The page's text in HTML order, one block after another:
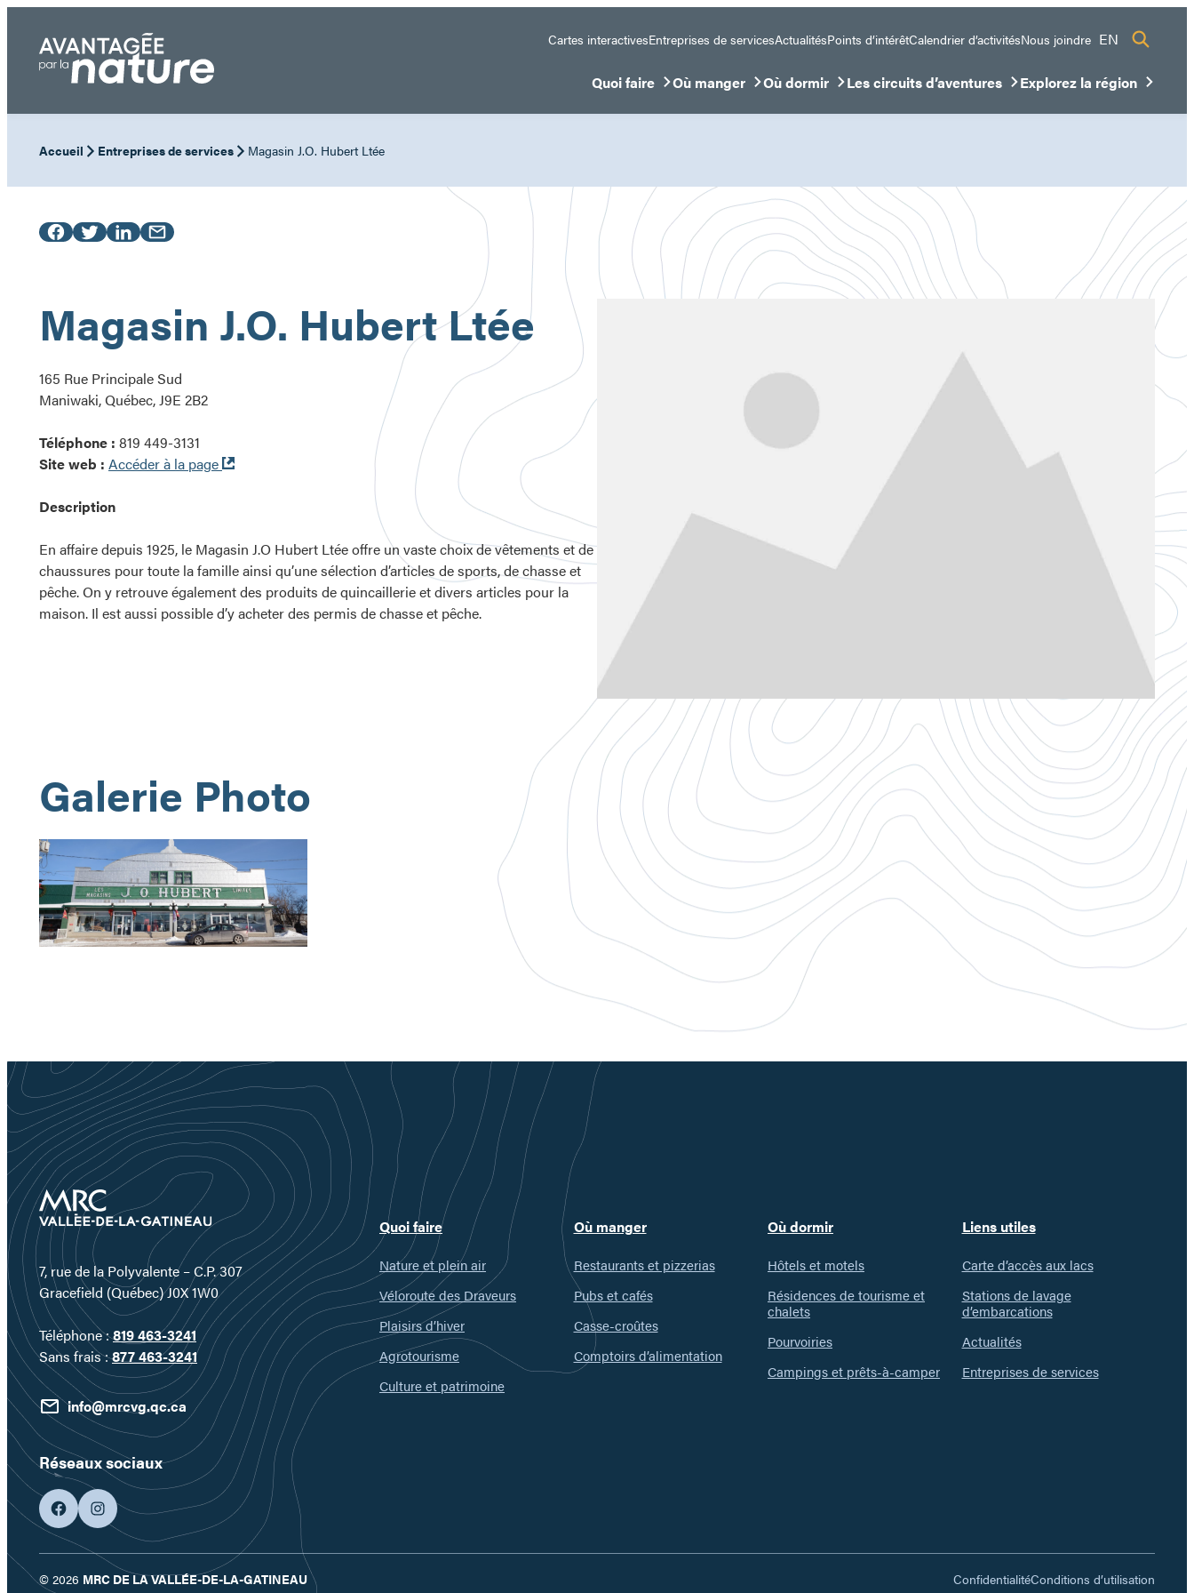
contenu
Cartes interactivesEntreprises de servicesActualitésPoints d’intérêtCalendrier d’activitésNous joindre EN
Quoi faire
Ouvrir/Fermer le sous-menu
Où manger
Ouvrir/Fermer le sous-menu
Où dormir
Ouvrir/Fermer le sous-menu
Les circuits d’aventures
Ouvrir/Fermer le sous-menuExplorez la région
Ouvrir/Fermer le sous-
Accueil Entreprises de services Magasin J.O. Hubert Ltée
Magasin J.O. Hubert Ltée
165 Rue Principale Sud
Maniwaki, Québec, J9E 2B2
Téléphone : 819 449-3131
Site web : Accéder à la page
Ouvre
fenêtre
Description
En affaire depuis 1925, le Magasin J.O Hubert Ltée offre un vaste choix de vêtements et de
chaussures pour toute la famille ainsi qu’une sélection d’articles de sports, de chasse et
pêche. On y retrouve également des produits de quincaillerie et divers articles pour la
maison. Il est aussi possible d’y acheter des permis de chasse et pêche.
Galerie Photo
7, rue de la Polyvalente – C.P. 307
Gracefield (Québec) J0X 1W0
Téléphone :819 463-3241
Sans frais :877 463-3241
info@mrcvg.qc.ca
Réseaux sociaux
facebookgoogleplus
Quoi faire
Nature et plein air
Véloroute des Draveurs
Plaisirs d’hiver
Agrotourisme
Culture et patrimoine
Où manger
Restaurants et pizzerias
Pubs et cafés
Casse-croûtes
Comptoirs d’alimentation
Où dormir
Hôtels et motels
Résidences de tourisme et
chalets
Pourvoiries
Campings et prêts-à-camper
Liens utiles
Carte d’accès aux lacs
Stations de lavage
d’embarcations
Actualités
Entreprises de services
© 2026 MRC DE LA VALLÉE-DE-LA-GATINEAU ConfidentialitéConditions d’utilisation